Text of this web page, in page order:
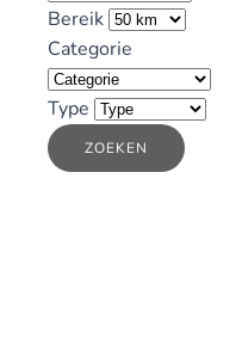
Bereik
Categorie
Type
ZOEKEN